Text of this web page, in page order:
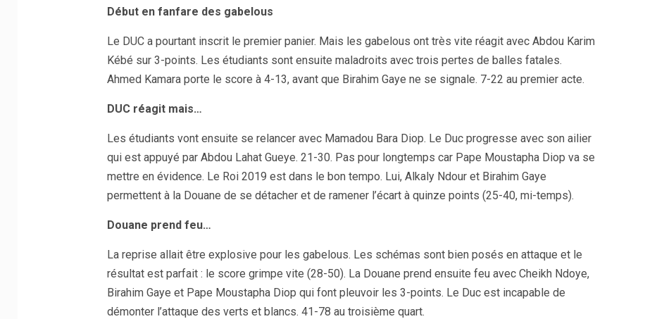
Début en fanfare des gabelous
Le DUC a pourtant inscrit le premier panier. Mais les gabelous ont très vite réagit avec Abdou Karim
Kébé sur 3-points. Les étudiants sont ensuite maladroits avec trois pertes de balles fatales.
Ahmed Kamara porte le score à 4-13, avant que Birahim Gaye ne se signale. 7-22 au premier acte.
DUC réagit mais…
Les étudiants vont ensuite se relancer avec Mamadou Bara Diop. Le Duc progresse avec son ailier
qui est appuyé par Abdou Lahat Gueye. 21-30. Pas pour longtemps car Pape Moustapha Diop va se
mettre en évidence. Le Roi 2019 est dans le bon tempo. Lui, Alkaly Ndour et Birahim Gaye
permettent à la Douane de se détacher et de ramener l’écart à quinze points (25-40, mi-temps).
Douane prend feu…
La reprise allait être explosive pour les gabelous. Les schémas sont bien posés en attaque et le
résultat est parfait : le score grimpe vite (28-50). La Douane prend ensuite feu avec Cheikh Ndoye,
Birahim Gaye et Pape Moustapha Diop qui font pleuvoir les 3-points. Le Duc est incapable de
démonter l’attaque des verts et blancs. 41-78 au troisième quart.